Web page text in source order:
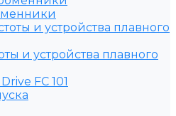
и устройства плавного
FC 101